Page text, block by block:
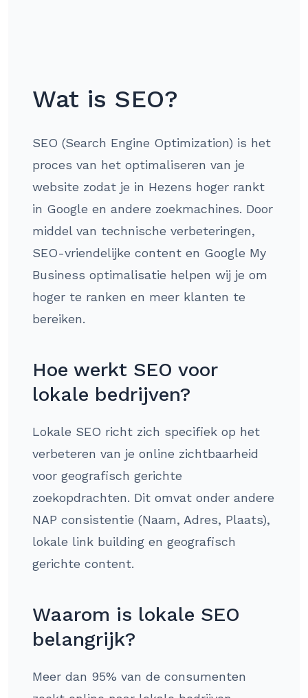
Wat is SEO?
SEO (Search Engine Optimization) is het
proces van het optimaliseren van je
website zodat je in Hezens hoger rankt
in Google en andere zoekmachines. Door
middel van technische verbeteringen,
SEO-vriendelijke content en Google My
Business optimalisatie helpen wij je om
hoger te ranken en meer klanten te
bereiken.
Hoe werkt SEO voor
lokale bedrijven?
Lokale SEO richt zich specifiek op het
verbeteren van je online zichtbaarheid
voor geografisch gerichte
zoekopdrachten. Dit omvat onder andere
NAP consistentie (Naam, Adres, Plaats),
lokale link building en geografisch
gerichte content.
Waarom is lokale SEO
belangrijk?
Meer dan 95% van de consumenten